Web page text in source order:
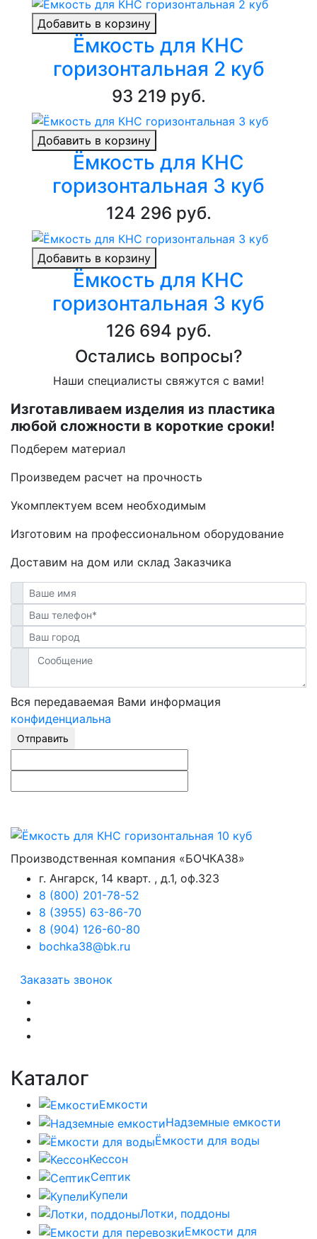
Добавить в корзину
Ёмкость для КНС
горизонтальная 2 куб
93 219 руб.
Добавить в корзину
Ёмкость для КНС
горизонтальная 3 куб
124 296 руб.
Добавить в корзину
Ёмкость для КНС
горизонтальная 3 куб
126 694 руб.
Остались вопросы?
Наши специалисты свяжутся с вами!
Изготавливаем изделия из пластика
любой сложности в короткие сроки!
Подберем материал
Произведем расчет на прочность
Укомплектуем всем необходимым
Изготовим на профессиональном оборудование
Доставим на дом или склад Заказчика
Вся передаваемая Вами информация
конфиденциальна
Отправить
Производственная компания «БОЧКА38»
г. Ангарск, 14 кварт. , д.1, оф.323
8 (800) 201-78-52
8 (3955) 63-86-70
8 (904) 126-60-80
bochka38@bk.ru
Заказать звонок
Каталог
Емкости
Надземные емкости
Ёмкости для воды
Кессон
Септик
Купели
Лотки, поддоны
Емкости для